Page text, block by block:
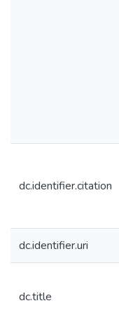
dc.identifier.citation
dc.identifier.uri
dc.title